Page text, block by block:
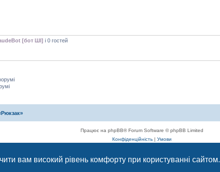
вам високий рівень комфорту при користуванні сайтом.
[бот ШІ] і 0 гостей
Працює на phpBB® Forum Software © phpBB Limited
Конфіденційність | Умови